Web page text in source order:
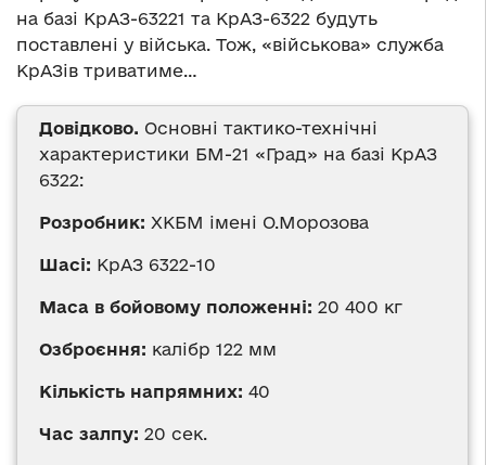
на базі КрАЗ-63221 та КрАЗ-6322 будуть
поставлені у війська. Тож, «військова» служба
КрАЗів триватиме…
Довідково. Основні тактико-технічні
характеристики БМ-21 «Град» на базі КрАЗ
6322:
Розробник: ХКБМ імені О.Морозова
Шасі: КрАЗ 6322-10
Маса в бойовому положенні: 20 400 кг
Озброєння: калібр 122 мм
Кількість напрямних: 40
Час залпу: 20 сек.